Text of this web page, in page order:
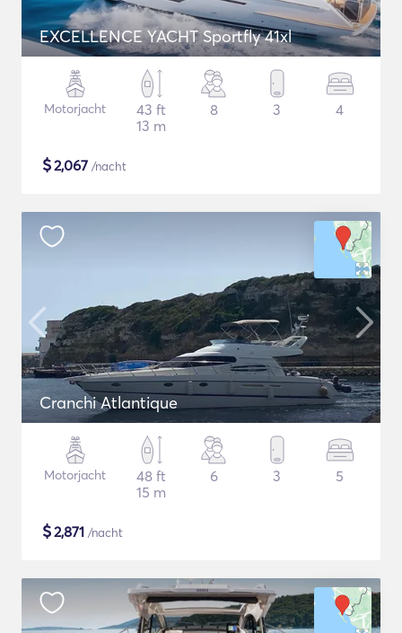
EXCELLENCE YACHT Sportfly 41xl
Motorjacht
43 ft
13 m
8 3 4
$2,067 /nacht
Cranchi Atlantique
Motorjacht
48 ft
15 m
6 3 5
$2,871 /nacht